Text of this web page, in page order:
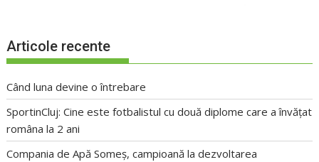
Articole recente
Când luna devine o întrebare
SportinCluj: Cine este fotbalistul cu două diplome care a învățat
româna la 2 ani
Compania de Apă Someș, campioană la dezvoltarea